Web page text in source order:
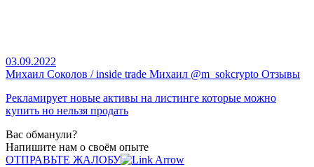
03.09.2022
Михаил Соколов / inside trade Михаил @m_sokcrypto Отзывы
Рекламирует новые активы на листинге которые можно
купить но нельзя продать
Вас обманули?
Напишите нам о своём опыте
ОТПРАВЬТЕ ЖАЛОБУ